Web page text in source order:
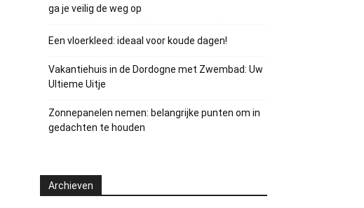
ga je veilig de weg op
Een vloerkleed: ideaal voor koude dagen!
Vakantiehuis in de Dordogne met Zwembad: Uw
Ultieme Uitje
Zonnepanelen nemen: belangrijke punten om in
gedachten te houden
Archieven